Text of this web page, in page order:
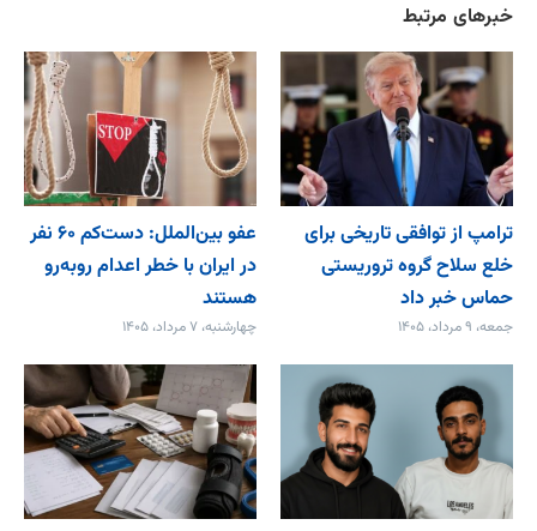
خبرهای مرتبط
ترامپ از توافقی تاریخی برای
خلع ‌سلاح گروه تروریستی
حماس خبر داد
جمعه، ۹ مرداد، ۱۴۰۵
عفو بین‌الملل: دست‌کم ۶۰ نفر
در ایران با خطر اعدام روبه‌رو
هستند
چهارشنبه، ۷ مرداد، ۱۴۰۵